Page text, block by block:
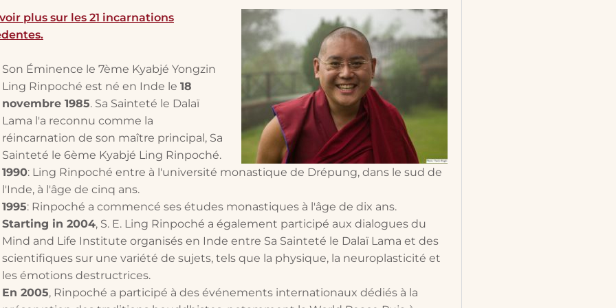
plus sur les 21 incarnations
Son Éminence le 7ème Kyabjé Yongzin
Ling Rinpoché est né en Inde le 18
novembre 1985. Sa Sainteté le Dalaï
Lama l'a reconnu comme la
réincarnation de son maître principal, Sa
Sainteté le 6ème Kyabjé Ling Rinpoché.
1990: Ling Rinpoché entre à l'université monastique de Drépung, dans le sud de
l'Inde, à l'âge de cinq ans.
1995: Rinpoché a commencé ses études monastiques à l'âge de dix ans.
Starting in 2004, S. E. Ling Rinpoché a également participé aux dialogues du
Mind and Life Institute organisés en Inde entre Sa Sainteté le Dalaï Lama et des
scientifiques sur une variété de sujets, tels que la physique, la neuroplasticité et
les émotions destructrices.
En 2005, Rinpoché a participé à des événements internationaux dédiés à la